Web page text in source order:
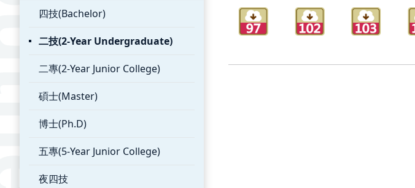
四技(Bachelor)
二技(2-Year Undergraduate)
二專(2-Year Junior College)
碩士(Master)
博士(Ph.D)
五專(5-Year Junior College)
夜四技